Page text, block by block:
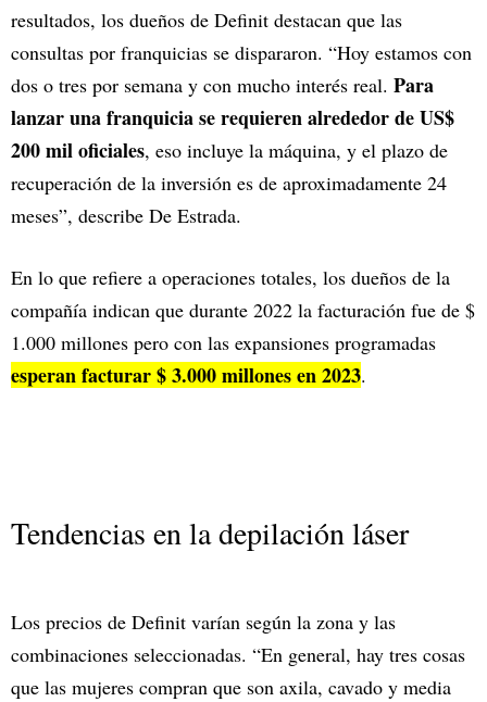
resultados, los dueños de Definit destacan que las
consultas por franquicias se dispararon. “Hoy estamos con
dos o tres por semana y con mucho interés real. Para
lanzar una franquicia se requieren alrededor de US$
200 mil oficiales, eso incluye la máquina, y el plazo de
recuperación de la inversión es de aproximadamente 24
meses”, describe De Estrada.
En lo que refiere a operaciones totales, los dueños de la
compañía indican que durante 2022 la facturación fue de $
1.000 millones pero con las expansiones programadas
esperan facturar $ 3.000 millones en 2023.
Tendencias en la depilación láser
Los precios de Definit varían según la zona y las
combinaciones seleccionadas. “En general, hay tres cosas
que las mujeres compran que son axila, cavado y media